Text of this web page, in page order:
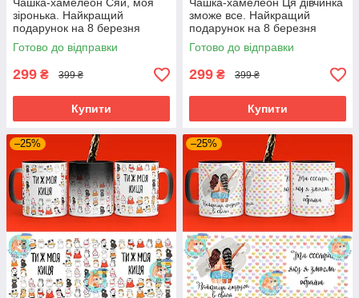
зіронька. Найкращий
подарунок на 8 березня
Готово до відправки
299 ₴ 399 ₴
Купити
зможе все. Найкращий
подарунок на 8 березня
Готово до відправки
299 ₴ 399 ₴
Купити
–25% –25%